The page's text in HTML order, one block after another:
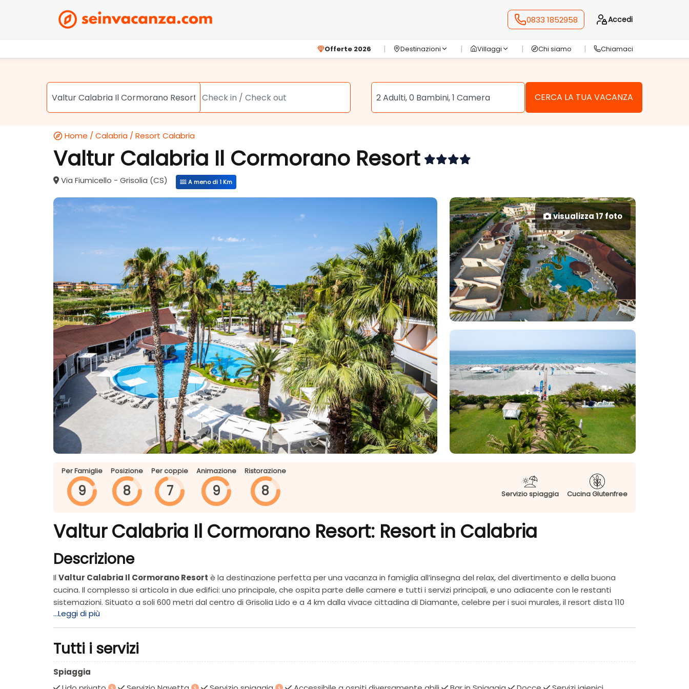
0833 1852958 Accedi
Offerte 2026 Destinazioni Villaggi Chi siamo Chiamaci
Home / Calabria / Resort Calabria
Valtur Calabria Il Cormorano Resort
Via Fiumicello - Grisolia (CS) A meno di 1 Km
visualizza 17 foto
Per Famiglie
9
Posizione
8
Per coppie
7
Animazione
9
Ristorazione
8 Servizio spiaggia Cucina Glutenfree
Valtur Calabria Il Cormorano Resort: Resort in Calabria
Descrizione
Il Valtur Calabria Il Cormorano Resort è la destinazione perfetta per una vacanza in famiglia all’insegna del relax, del divertimento e della buona
cucina. Il complesso si articola in due edifici: uno principale, che ospita parte delle camere e tutti i servizi principali, e uno adiacente con le restanti
sistemazioni. Situato a soli 600 metri dal centro di Grisolia Lido e a 4 km dalla vivace cittadina di Diamante, celebre per i suoi murales, il resort dista 110
km dall’aeroporto di Lamezia Terme.
SPIAGGIA
ombrelloni, lettini, chiosco bar e ristorante con servizio a buffet, raggiungibile a piedi attraverso un sottopasso stradale o con un trenino ad orario
continuato (dalle 8:00 alle 19:30). Disponibilità di sedia Job per persone con difficoltà motorie.
SISTEMAZIONI
...Leggi di più
Tutti i servizi
Spiaggia